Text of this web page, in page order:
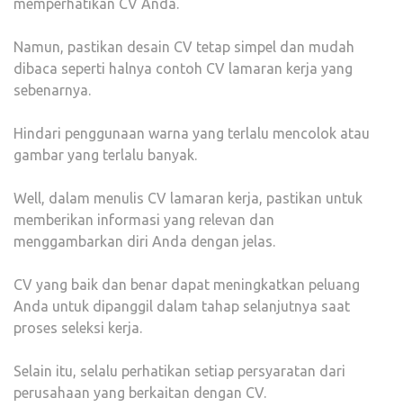
memperhatikan CV Anda.
Namun, pastikan desain CV tetap simpel dan mudah
dibaca seperti halnya contoh CV lamaran kerja yang
sebenarnya.
Hindari penggunaan warna yang terlalu mencolok atau
gambar yang terlalu banyak.
Well, dalam menulis CV lamaran kerja, pastikan untuk
memberikan informasi yang relevan dan
menggambarkan diri Anda dengan jelas.
CV yang baik dan benar dapat meningkatkan peluang
Anda untuk dipanggil dalam tahap selanjutnya saat
proses seleksi kerja.
Selain itu, selalu perhatikan setiap persyaratan dari
perusahaan yang berkaitan dengan CV.